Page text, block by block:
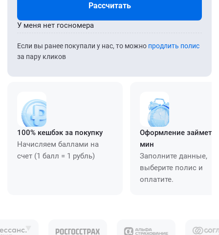
Рассчитать
Если вы ранее покупали у нас, то можно продлить полис
за пару кликов
У меня нет госномера
100% кешбэк за покупку
Начисляем баллами на
счет (1 балл = 1 рубль)
Оформление займет
мин
Заполните данные,
выберите полис и
оплатите.